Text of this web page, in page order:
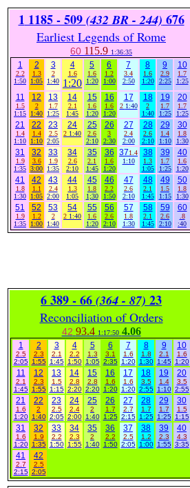
1 1185 - 509 (432 BR - 244) 676
Earliest Legends of Rome
60 115.9 1:36:35
1
2.2
1:50
2
1.3
1:05
3
2
1:40
4
1.6
1:20
5
1.6
1:20
6
1.2
1:00
7
3.4
2:50
8
1.6
1:20
9
2.9
2:25
10
1.7
1:25
11
1.5
1:15
12
2
1:40
13
1.7
1:25
14
2.1
1:45
15
1.6
1:20
16
1.6
1:20
17
2 1:40
18
2
1:40
19
1.7
1:25
20
1.7
1:25
21
1.4
1:10
22
1.4
1:10
23
2.5
2:05
24
2 1:40
25
2.6
2:10
26
3
2:30
27
2.4
2:00
28
2.6
2:10
29
1.4
1:10
30
1.8
1:30
31
1.9
1:35
32
3.6
3:00
33
1.9
1:35
34
2.6
2:10
35
2.1
1:45
36
1.6
1:20
371.4
1:10
38
1.3
1:05
39
1.7
1:25
40
1.6
1:20
41
1.8
1:30
42
1.1
1:05
43
2.4
2:00
44
1.3
1:05
45
1.8
1;30
46
2.2
1:50
47
2.6
2:10
48
2.1
1:45
49
1.5
1:15
50
1.8
1:30
51
1.9
1:35
52
1.2
1:00
53
2
1:40
54
2 1:40
55
1.6
1:20
56
2.6
2:10
57
1.8
1:30
58
2.1
1:45
59
2.6
2:10
60
.8
:40
6 389 - 66 (364 - 87) 23
Reconciliation of Orders
42 93.4 1:17:50 4.06
1
2.5
2:05
2
2.3
1:55
3
2.1
1:45
4
2.2
1:50
5
1.3
1:05
6
3.1
2:35
7
1.6
1:20
8
1.8
1:30
9
2.1
1:45
10
1.6
1:20
11
2.1
1:45
12
2.3
1:55
13
1.5
1:15
14
2.8
2:20
15
2.8
2:20
16
1.6
1:20
17
1.6
1:20
18
3.5
2:55
19
1.4
1:10
20
3.5
2:55
21
1.6
1:20
22
2
1:40
23
2.5
2:05
24
2.4
2:00
25
2
1:40
26
1.7
1:25
27
2.7
2:15
28
1.7
1:25
29
1.7
1:25
30
1.5
1:15
31
1.6
1:20
32
1.9
1:35
33
2.2
1:50
34
2.3
1:55
35
2
1:40
36
2.2
1:50
37
2.5
2:05
38
1.2
1:00
39
2.3
1:55
40
4.3
3:35
41
2.7
2:15
42
2.5
2:05